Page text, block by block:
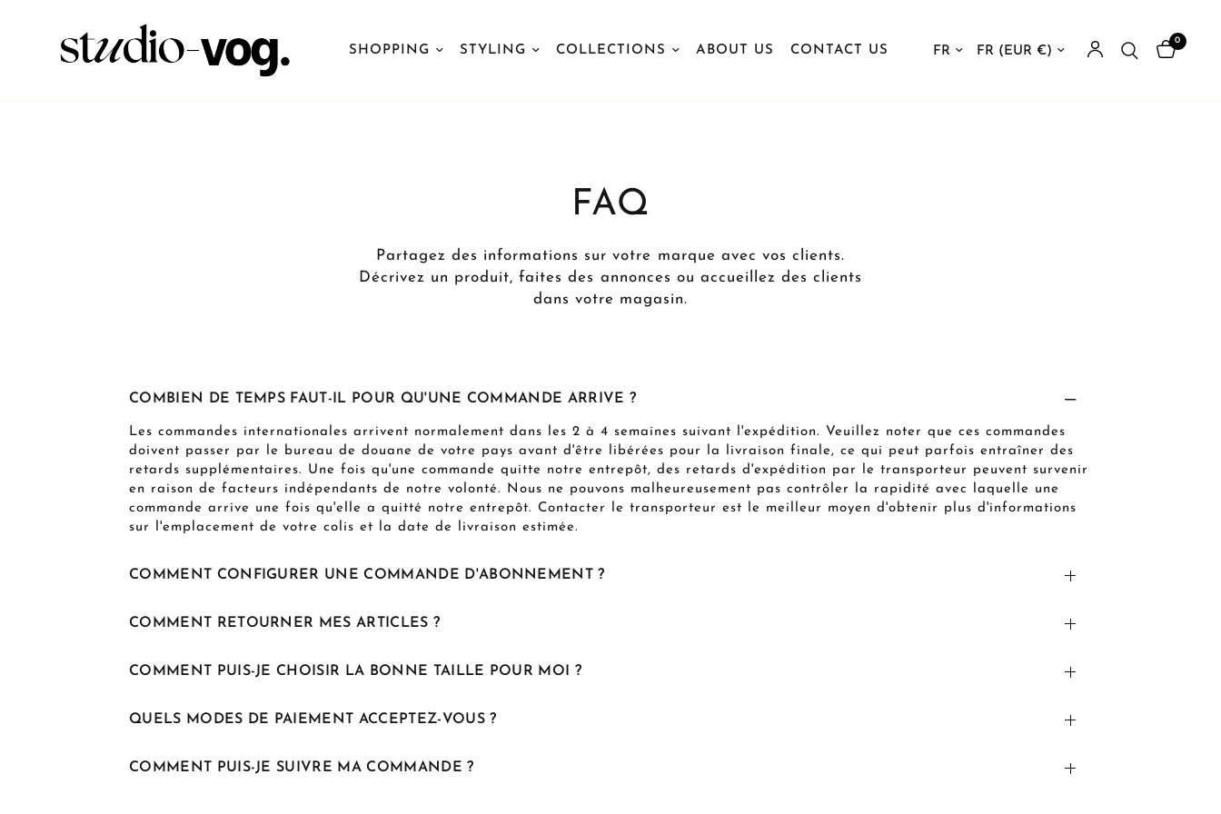
SHOPPING STYLING COLLECTIONS ABOUT US CONTACT US Mettre à jour le pays/la région
Mettre à jour le pays/la région
0
FAQ
Partagez des informations sur votre marque avec vos clients.
Décrivez un produit, faites des annonces ou accueillez des clients
dans votre magasin.
COMBIEN DE TEMPS FAUT-IL POUR QU'UNE COMMANDE ARRIVE ?
Les commandes internationales arrivent normalement dans les 2 à 4 semaines suivant l'expédition. Veuillez noter que ces commandes
doivent passer par le bureau de douane de votre pays avant d'être libérées pour la livraison finale, ce qui peut parfois entraîner des
retards supplémentaires. Une fois qu'une commande quitte notre entrepôt, des retards d'expédition par le transporteur peuvent survenir
en raison de facteurs indépendants de notre volonté. Nous ne pouvons malheureusement pas contrôler la rapidité avec laquelle une
commande arrive une fois qu'elle a quitté notre entrepôt. Contacter le transporteur est le meilleur moyen d'obtenir plus d'informations
sur l'emplacement de votre colis et la date de livraison estimée.
COMMENT CONFIGURER UNE COMMANDE D'ABONNEMENT ?
COMMENT RETOURNER MES ARTICLES ?
COMMENT PUIS-JE CHOISIR LA BONNE TAILLE POUR MOI ?
QUELS MODES DE PAIEMENT ACCEPTEZ-VOUS ?
COMMENT PUIS-JE SUIVRE MA COMMANDE ?